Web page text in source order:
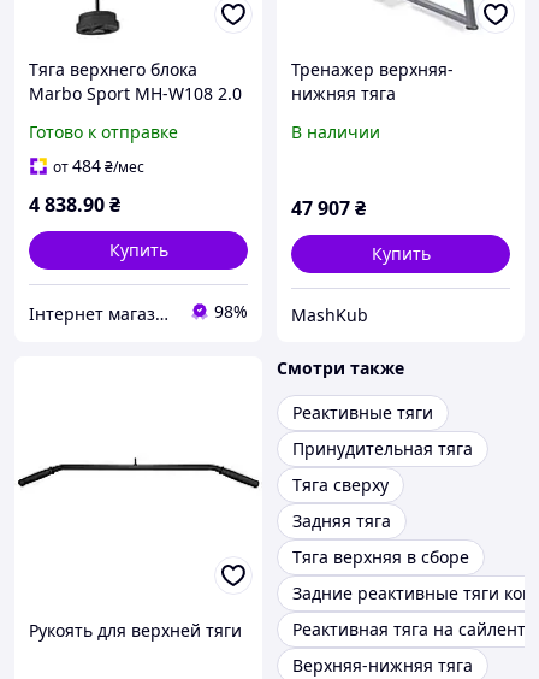
Тяга верхнего блока
Marbo Sport MH-W108 2.0
Готово к отправке
от484₴/мес
4 838.90₴
Купить
Інтернет магазин СпортТочка 98%
Тренажер верхняя-
нижняя тяга
В наличии
47 907₴
Купить
MashKub
Рукоять для верхней тяги
Смотри также
Реактивные тяги
Принудительная тяга
Тяга сверху
Задняя тяга
Тяга верхняя в сборе
Задние реактивные тяги
Реактивная тяга на
Верхняя-нижняя тяга